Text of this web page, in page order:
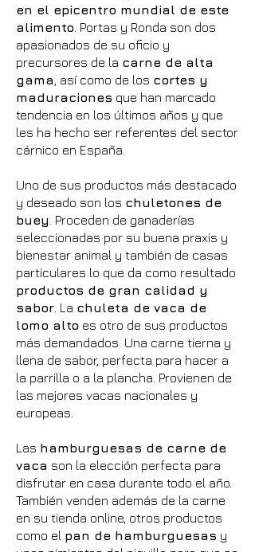
en el epicentro mundial de este
alimento . Portas y Ronda son dos
apasionados de su oficio y
precursores de la carne de alta
gama , así como de los cortes y
maduraciones que han marcado
tendencia en los últimos años y que
les ha hecho ser referentes del sector
cárnico en España.
Uno de sus productos más destacado
y deseado son los chuletones de
buey . Proceden de ganaderías
seleccionadas por su buena praxis y
bienestar animal y también de casas
particulares lo que da como resultado
productos de gran calidad y
sabor . La chuleta de vaca de
lomo alto es otro de sus productos
más demandados. Una carne tierna y
llena de sabor, perfecta para hacer a
la parrilla o a la plancha. Provienen de
las mejores vacas nacionales y
europeas.
Las hamburguesas de carne de
vaca son la elección perfecta para
disfrutar en casa durante todo el año.
También venden además de la carne
en su tienda online, otros productos
como el pan de hamburguesas y